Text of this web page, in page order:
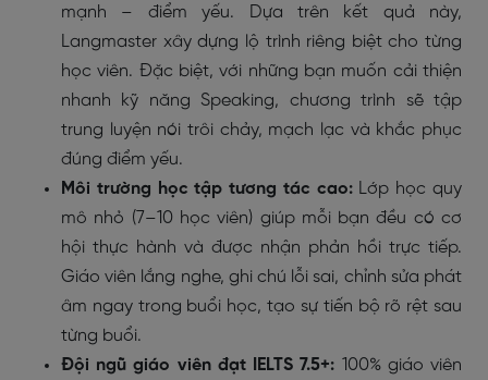
mạnh – điểm yếu. Dựa trên kết quả này,
Langmaster xây dựng lộ trình riêng biệt cho từng
học viên. Đặc biệt, với những bạn muốn cải thiện
nhanh kỹ năng Speaking, chương trình sẽ tập
trung luyện nói trôi chảy, mạch lạc và khắc phục
đúng điểm yếu.
Môi trường học tập tương tác cao: Lớp học quy
mô nhỏ (7–10 học viên) giúp mỗi bạn đều có cơ
hội thực hành và được nhận phản hồi trực tiếp.
Giáo viên lắng nghe, ghi chú lỗi sai, chỉnh sửa phát
âm ngay trong buổi học, tạo sự tiến bộ rõ rệt sau
từng buổi.
Đội ngũ giáo viên đạt IELTS 7.5+: 100% giáo viên